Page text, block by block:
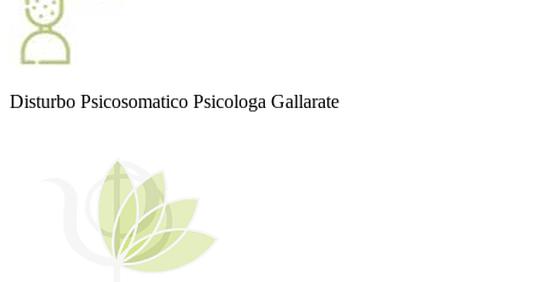
Disturbo Psicosomatico Psicologa Gallarate